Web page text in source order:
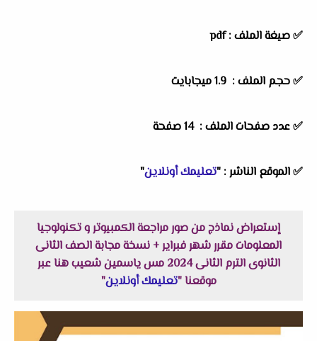
✅ صيغة الملف : pdf
✅ حجم الملف : 1.9 ميجابايت
✅ عدد صفحات الملف : 14 صفحة
✅ الموقع الناشر : "تعليمك أونلاين"
إستعراض نماذج من صور مراجعة الكمبيوتر و تكنولوجيا
المعلومات مقرر شهر فبراير + نسخة مجابة الصف الثانى
الثانوى الترم الثانى 2024 مس ياسمين شعيب هنا عبر
موقعنا "تعليمك أونلاين"